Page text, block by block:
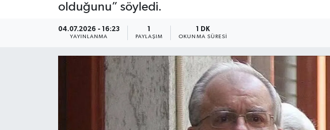
olduğunu” söyledi.
04.07.2026 - 16:23
YAYINLANMA
1
PAYLAŞIM
1 DK
OKUNMA SÜRESI